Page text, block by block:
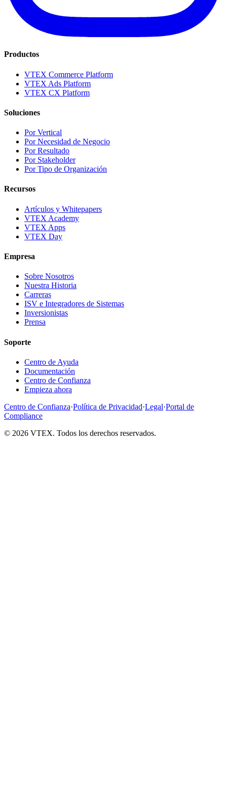
Productos
VTEX Commerce Platform
VTEX Ads Platform
VTEX CX Platform
Soluciones
Por Vertical
Por Necesidad de Negocio
Por Resultado
Por Stakeholder
Por Tipo de Organización
Recursos
Artículos y Whitepapers
VTEX Academy
VTEX Apps
VTEX Day
Empresa
Sobre Nosotros
Nuestra Historia
Carreras
ISV e Integradores de Sistemas
Inversionistas
Prensa
Soporte
Centro de Ayuda
Documentación
Centro de Confianza
Empieza ahora
Centro de Confianza·Política de Privacidad·Legal·Portal de
Compliance
© 2026 VTEX. Todos los derechos reservados.